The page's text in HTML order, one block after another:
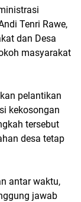
Tenri Rawe,
dan Desa
masyarakat
pelantikan
kekosongan
tersebut
desa tetap
antar waktu,
jawab